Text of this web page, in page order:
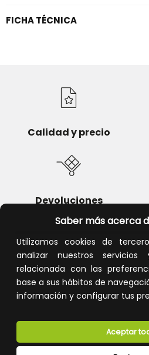
Saber más acerca
Utilizamos cookies de
analizar nuestros
relacionada con las
base a sus hábitos de
información y configurar tus
Aceptar
FICHA TÉCNICA
Calidad y precio
Devoluciones
Atención al cliente